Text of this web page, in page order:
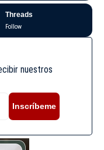
Threads
Follow
nuestros
Inscríbeme